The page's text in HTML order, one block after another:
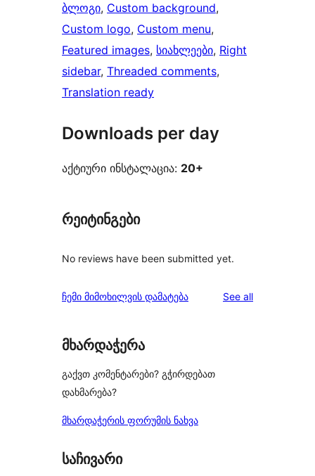
ბლოგი, Custom background
Custom logo, Custom menu
Featured images, სიახლეები, Right
sidebar, Threaded comments
Translation ready
Downloads per day
აქტიური ინსტალაცია: 20+
რეიტინგები
No reviews have been submitted yet.
ჩემი მიმოხილვის დამატება See allreviews
მხარდაჭერა
გაქვთ კომენტარები? გჭირდებათ
დახმარება?
მხარდაჭერის ფორუმის ნახვა
საჩივარი